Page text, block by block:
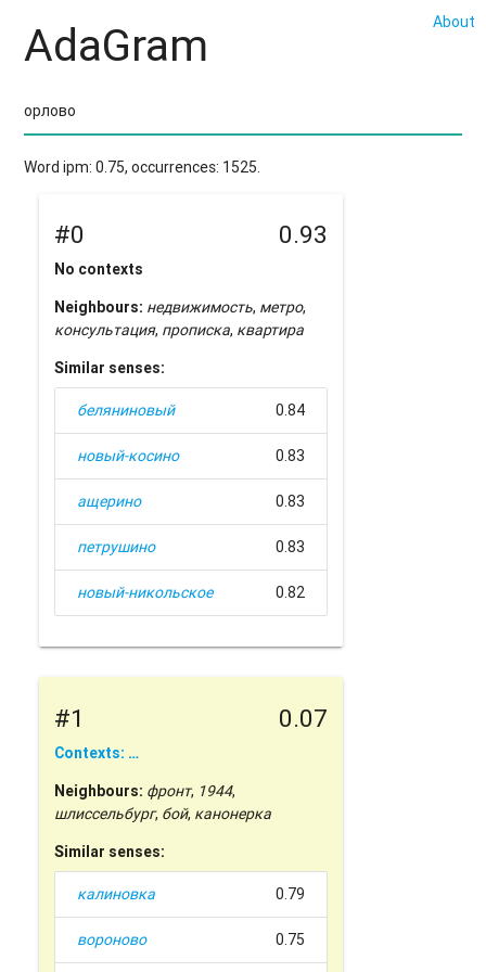
About
AdaGram
Word ipm: 0.75, occurrences: 1525.
#0 0.93
No contexts
Neighbours: недвижимость, метро,
консультация, прописка, квартира
Similar senses:
беляниновый 0.84
новый-косино 0.83
ащерино 0.83
петрушино 0.83
новый-никольское 0.82
#1 0.07
Contexts: …
Neighbours: фронт, 1944,
шлиссельбург, бой, канонерка
Similar senses:
калиновка 0.79
вороново 0.75